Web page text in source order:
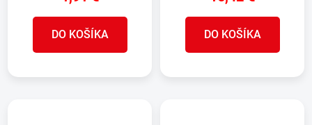
DO KOŠÍKA DO KOŠÍKA